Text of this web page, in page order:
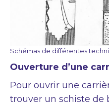
Schémas de différentes
Ouverture d’une
Pour ouvrir une
trouver un schiste de